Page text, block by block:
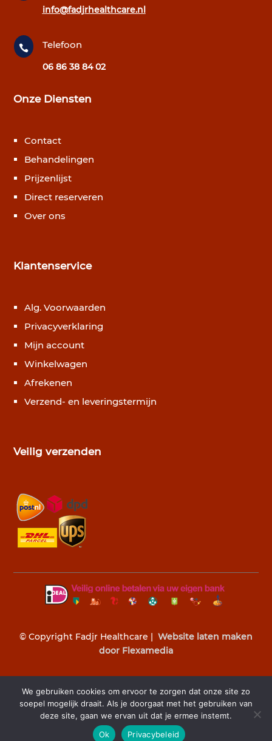
info@fadjrhealthcare.nl
 Telefoon
06 86 38 84 02
Onze Diensten
Contact
Behandelingen
Prijzenlijst
Direct reserveren
Over ons
Klantenservice
Alg. Voorwaarden
Privacyverklaring
Mijn account
Winkelwagen
Afrekenen
Verzend- en leveringstermijn
Veilig verzenden
© Copyright Fadjr Healthcare | Website laten maken
door Flexamedia
Z
We gebruiken cookies om ervoor te zorgen dat onze site zo
soepel mogelijk draait. Als je doorgaat met het gebruiken van
deze site, gaan we ervan uit dat je ermee instemt.
Ok
Privacybeleid